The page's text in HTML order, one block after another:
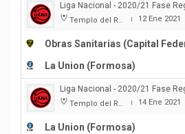
Liga Nacional - 2020/21 Fase
Templo del Rock | 12 Ene 2021
Obras Sanitarias (Capital
La Union (Formosa)
Liga Nacional - 2020/21 Fase
Templo del Rock | 14 Ene 2021
La Union (Formosa)